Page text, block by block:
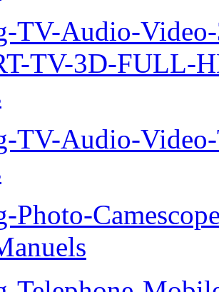
TV-Audio-
TV-3D-FULL-
TV-Audio-
Photo-